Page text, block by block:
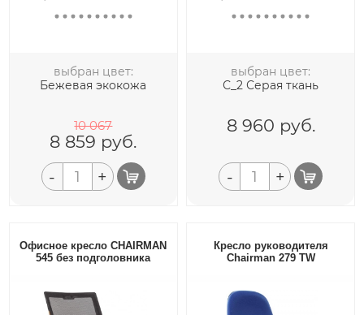
выбран цвет:
Бежевая экокожа
10 067
8 859 руб.
- +
выбран цвет:
С_2 Серая ткань
8 960 руб.
- +
Офисное кресло CHAIRMAN
545 без подголовника
Кресло руководителя
Chairman 279 TW